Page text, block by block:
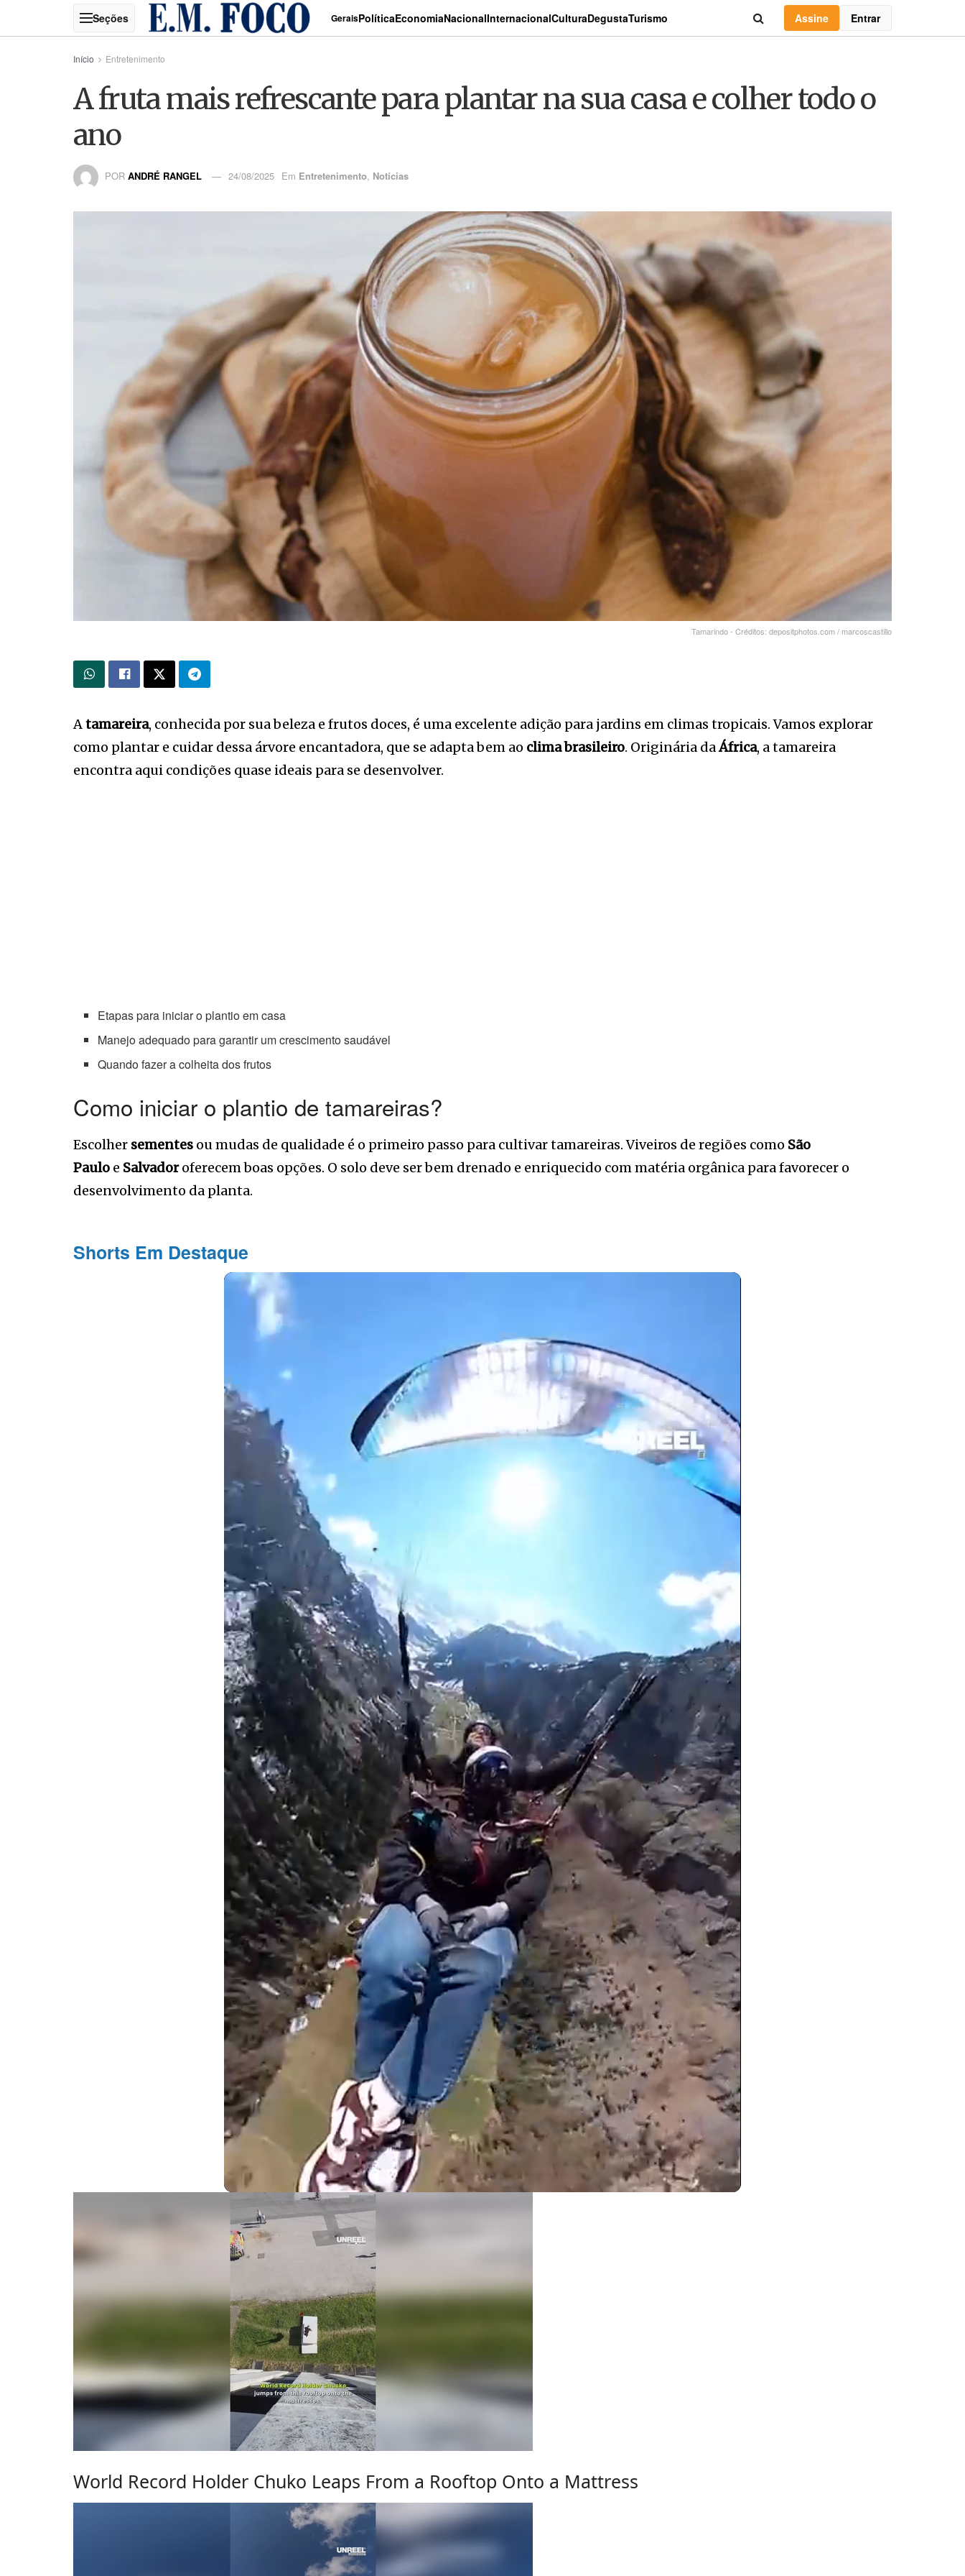
GeraisPolíticaEconomiaNacionalInternacionalCulturaDegustaTurismo Assine Entrar
Início Entretenimento
A fruta mais refrescante para plantar na sua casa e colher todo o
ano
POR ANDRÉ RANGEL 24/08/2025 Em Entretenimento, Notícias
Tamarindo - Créditos: depositphotos.com / marcoscastillo
Atamareira, conhecida por sua beleza e frutos doces, é uma excelente adição para jardins em climas tropicais. Vamos explorar
como plantar e cuidar dessa árvore encantadora, que se adapta bem ao clima brasileiro. Originária daÁfrica, a tamareira
encontra aqui condições quase ideais para se desenvolver.
Etapas para iniciar o plantio em casa
Manejo adequado para garantir um crescimento saudável
Quando fazer a colheita dos frutos
Como iniciar o plantio de tamareiras?
Escolher sementes ou mudas de qualidade é o primeiro passo para cultivar tamareiras. Viveiros de regiões como São
Paulo e Salvadoroferecem boas opções. O solo deve ser bem drenado e enriquecido com matéria orgânica para favorecer o
desenvolvimento da planta.
Shorts Em Destaque
World Record Holder Chuko Leaps From a Rooftop Onto a Mattress